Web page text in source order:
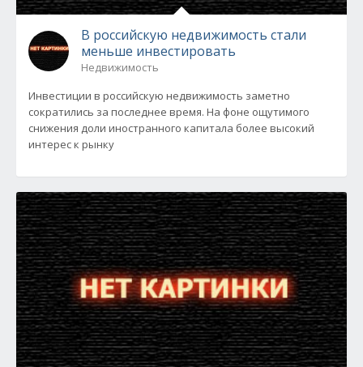
В российскую недвижимость стали
меньше инвестировать
Недвижимость
Инвестиции в российскую недвижимость заметно
сократились за последнее время. На фоне ощутимого
снижения доли иностранного капитала более высокий
интерес к рынку